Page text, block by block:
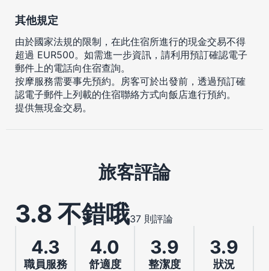
其他規定
由於國家法規的限制，在此住宿所進行的現金交易不得
超過 EUR500。如需進一步資訊，請利用預訂確認電子
郵件上的電話向住宿查詢。
按摩服務需要事先預約。房客可於出發前，透過預訂確
認電子郵件上列載的住宿聯絡方式向飯店進行預約。
提供無現金交易。
旅客評論
3.8 不錯哦37 則評論
4.3
職員服務
4.0
舒適度
3.9
整潔度
3.9
狀況